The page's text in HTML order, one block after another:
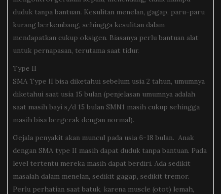
duduk tanpa bantuan. Kesulitan menelan, gagap, paru-paru
kurang berkembang, sehingga kesulitan dalam
mendapatkan cukup oksigen. Biasanya perlu bantuan alat
untuk pernapasan, terutama saat tidur.
Type II
SMA Type II bisa diketahui sebelum usia 2 tahun, umumnya
diketahui saat usia 15 bulan (penjelasan umumnya adalah
saat masih bayi s/d 15 bulan SMN1 masih cukup sehingga
masih bisa bergerak dengan normal).
Gejala penyakit akan muncul pada usia 6-18 bulan. Anak
dengan SMA type II masih dapat duduk tanpa bantuan. Pada
level tertentu mereka masih dapat berdiri. Ada sedikit
masalah dalam menelan, sedikit gagap, sedikit tremor.
Perlu perhatian saat batuk, karena muscle (otot) lemah,